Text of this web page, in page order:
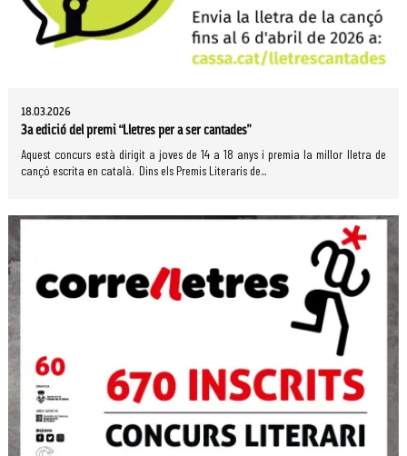
18.03.2026
3a edició del premi “Lletres per a ser cantades”
Aquest concurs està dirigit a joves de 14 a 18 anys i premia la millor lletra de
cançó escrita en català. Dins els Premis Literaris de...